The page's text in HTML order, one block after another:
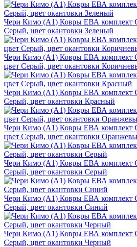
Чери Кимо (A1) Ковры ЕВА комплект
Серый, цвет окантовки Зеленый
Чери Кимо (A1) Ковры ЕВА комплект
цвет Серый, цвет окантовки
Чери Кимо (A1) Ковры ЕВА комплект
Серый, цвет окантовки Красный
Чери Кимо (A1) Ковры ЕВА комплект
цвет Серый, цвет окантовки
Чери Кимо (A1) Ковры ЕВА комплект
Серый, цвет окантовки Серый
Чери Кимо (A1) Ковры ЕВА комплект
Серый, цвет окантовки Синий
Чери Кимо (A1) Ковры ЕВА комплект
Серый, цвет окантовки Черный